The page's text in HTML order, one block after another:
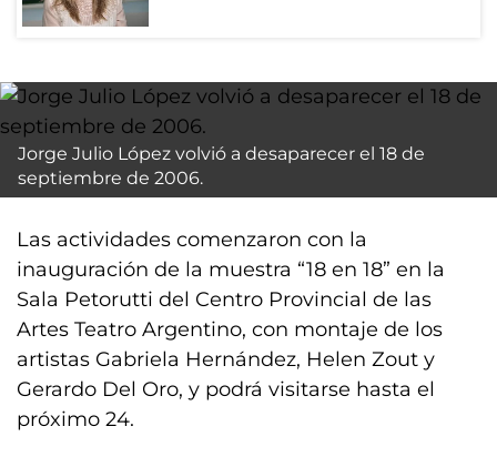
Jorge Julio López volvió a desaparecer el 18 de
septiembre de 2006.
Las actividades comenzaron con la
inauguración de la muestra “18 en 18” en la
Sala Petorutti del Centro Provincial de las
Artes Teatro Argentino, con montaje de los
artistas Gabriela Hernández, Helen Zout y
Gerardo Del Oro, y podrá visitarse hasta el
próximo 24.